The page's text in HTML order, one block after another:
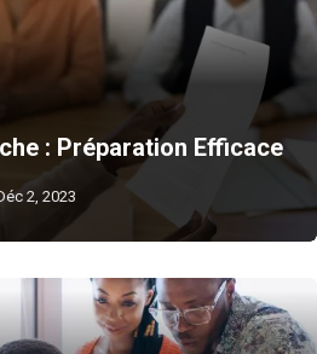
: Préparation Efficace
2, 2023